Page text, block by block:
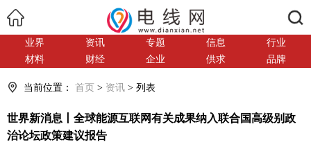
业界 资讯 专题 信息
行业
材料
财经 企业 供求 品牌
当前位置： 首页 > 资讯 > 列表
世界新消息丨全球能源互联网有关成果纳入联合国高级别政
治论坛政策建议报告